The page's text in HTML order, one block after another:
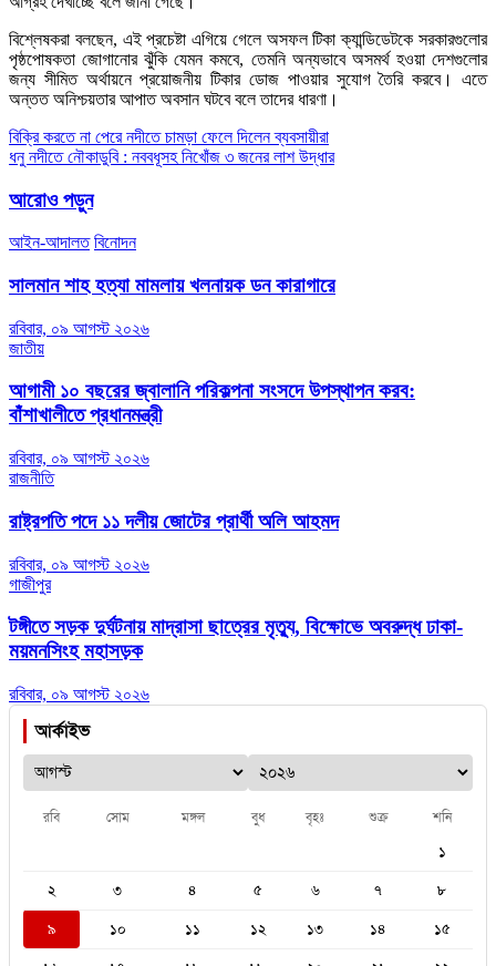
বিশ্লেষকরা বলছেন, এই প্রচেষ্টা এগিয়ে গেলে অসফল টিকা ক্যান্ডিডেটকে সরকারগুলোর
পৃষ্ঠপোষকতা জোগানোর ঝুঁকি যেমন কমবে, তেমনি অন্যভাবে অসমর্থ হওয়া দেশগুলোর
জন্য সীমিত অর্থায়নে প্রয়োজনীয় টিকার ডোজ পাওয়ার সুযোগ তৈরি করবে। এতে
অন্তত অনিশ্চয়তার আপাত অবসান ঘটবে বলে তাদের ধারণা।
Post
navigation
বিক্রি করতে না পেরে নদীতে চামড়া ফেলে দিলেন ব্যবসায়ীরা
ধনু নদীতে নৌকাডুবি : নববধূসহ নিখোঁজ ৩ জনের লাশ উদ্ধার
আরোও পড়ুন
আইন-আদালত বিনোদন
সালমান শাহ হত্যা মামলায় খলনায়ক ডন কারাগারে
রবিবার, ০৯ আগস্ট ২০২৬
জাতীয়
আগামী ১০ বছরের জ্বালানি পরিকল্পনা সংসদে উপস্থাপন করব:
বাঁশাখালীতে প্রধানমন্ত্রী
রবিবার, ০৯ আগস্ট ২০২৬
রাজনীতি
রাষ্ট্রপতি পদে ১১ দলীয় জোটের প্রার্থী অলি আহমদ
রবিবার, ০৯ আগস্ট ২০২৬
গাজীপুর
টঙ্গীতে সড়ক দুর্ঘটনায় মাদ্রাসা ছাত্রের মৃত্যু, বিক্ষোভে অবরুদ্ধ ঢাকা-
ময়মনসিংহ মহাসড়ক
রবিবার, ০৯ আগস্ট ২০২৬
আর্কাইভ
রবি সোম মঙ্গল বুধ বৃহঃ শুক্র শনি
১
২
৩ ৪ ৫ ৬ ৭
৮
৯
১০ ১১ ১২ ১৩ ১৪
১৫